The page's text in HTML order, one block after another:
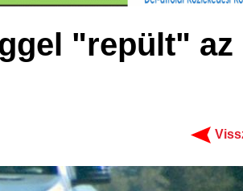
"repült" az